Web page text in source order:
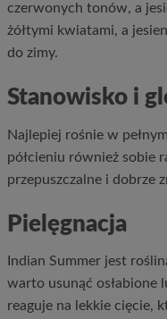
czerwonych tonów, a
żółtymi kwiatami, a
do zimy.
Stanowisko i
Najlepiej rośnie w
półcieniu również sobie
przepuszczalne i dobrze
Pielęgnacja
Indian Summer jest
warto usunąć osłabione
reaguje na lekkie cięcie,